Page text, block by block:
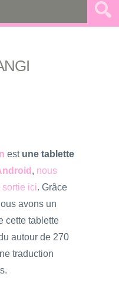
est une tablette
, nous
ici. Grâce
avons un
cette tablette
autour de 270
traduction